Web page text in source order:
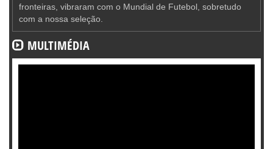
fronteiras, vibraram com o Mundial de Futebol, sobretudo
com a nossa seleção.
MULTIMÉDIA